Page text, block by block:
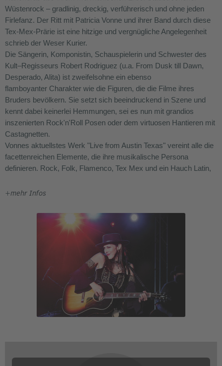
Wüstenrock – gradlinig, dreckig, verführerisch und ohne jeden
Firlefanz. Der Ritt mit Patricia Vonne und ihrer Band durch diese
Tex-Mex-Prärie ist eine hitzige und vergnügliche Angelegenheit
schrieb der Weser Kurier.
Die Sängerin, Komponistin, Schauspielerin und Schwester des
Kult–Regisseurs Robert Rodriguez (u.a. From Dusk till Dawn,
Desperado, Alita) ist zweifelsohne ein ebenso
flamboyanter Charakter wie die Figuren, die die Filme ihres
Bruders bevölkern. Sie setzt sich beeindruckend in Szene und
kennt dabei keinerlei Hemmungen, sei es nun mit grandios
inszenierten Rock'n'Roll Posen oder dem virtuosen Hantieren mit
Castagnetten.
Vonnes aktuellstes Werk "Live from Austin Texas" vereint alle die
facettenreichen Elemente, die ihre musikalische Persona
definieren. Rock, Folk, Flamenco, Tex Mex und ein Hauch Latin,
abgeben, das einfach stimmig und einzigartig ist.
sie nicht nur Nebenrollen in den Filmen ihres Bruders u.a. in
Desperado, Spy Kids, Machete Kills oder als "Zorro Girl" in Sin
City, sondern schrieb auch Filmmusik wie "Traeme paz" für Once
Upon a Time in Mexico mit Johnny Depp und Salma Hayek oder
"Mudpies & Gasoline" für Hellride von Quentin Tarantino.
Kulturverein Objekt 5 e.V.
+mehr Infos